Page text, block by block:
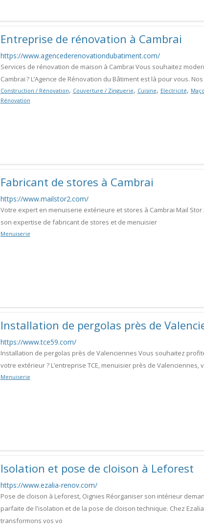
Entreprise de rénovation à Cambrai
https://www.agencederenovationdubatiment.com/
Services de rénovation de maison à Cambrai Vous souhaitez
Cambrai ? L’Agence de Rénovation du Bâtiment est là pour vous.
Construction / Rénovation, Couverture / Zinguerie, Cuisine, Electricité,
Rénovation
Fabricant de stores à Cambrai
https://www.mailstor2.com/
Votre expert en menuiserie extérieure et stores à Cambrai Mail Stor
son expertise de fabricant de stores et de menuisier
Menuiserie
Installation de pergolas près de
https://www.tce59.com/
Installation de pergolas près de Valenciennes Vous souhaitez
votre extérieur ? L’entreprise TCE, menuisier près de Valenciennes,
Menuiserie
Isolation et pose de cloison à Leforest
https://www.ezalia-renov.com/
Pose de cloison à Leforest, Oignies Réorganiser son intérieur
parfaite de l'isolation et de la pose de cloison technique. Chez
transformons vos vo